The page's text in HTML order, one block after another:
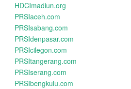
HDCImadiun.org
PRSIaceh.com
PRSIsabang.com
PRSIdenpasar.com
PRSIcilegon.com
PRSItangerang.com
PRSIserang.com
PRSIbengkulu.com